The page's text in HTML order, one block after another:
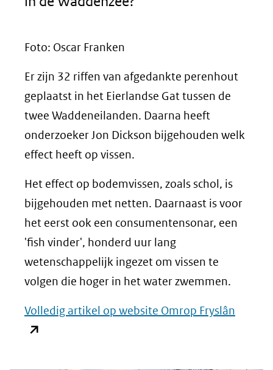
Foto: Oscar Franken
Er zijn 32 riffen van afgedankte perenhout
geplaatst in het Eierlandse Gat tussen de
twee Waddeneilanden. Daarna heeft
onderzoeker Jon Dickson bijgehouden welk
effect heeft op vissen.
Het effect op bodemvissen, zoals schol, is
bijgehouden met netten. Daarnaast is voor
het eerst ook een consumentensonar, een
'fish vinder', honderd uur lang
wetenschappelijk ingezet om vissen te
volgen die hoger in het water zwemmen.
Volledig artikel op website Omrop Fryslân